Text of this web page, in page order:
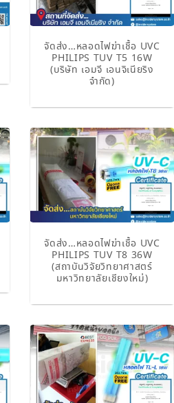
จัดส่ง…หลอดไฟฆ่าเชื้อ UVC
PHILIPS TUV T5 16W
(บริษัท เอมจี เอนจิเนียริง
จำกัด)
จัดส่ง…หลอดไฟฆ่าเชื้อ UVC
PHILIPS TUV T8 36W
(สถาบันวิจัยวิทยาศาสตร์
มหาวิทยาลัยเชียงใหม่)